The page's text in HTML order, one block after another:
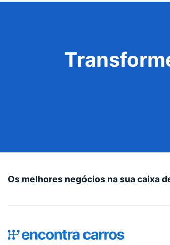
Os melhores negócios na sua caixa